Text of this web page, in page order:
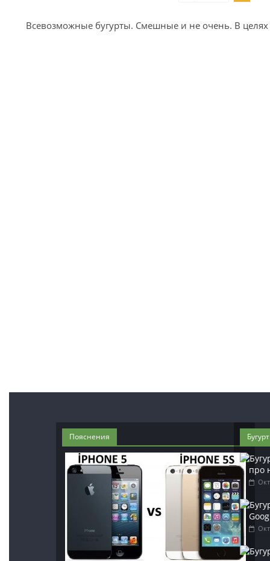
Всевозможные бугурты. Смешные и не очень. В целях
Пояснения
про